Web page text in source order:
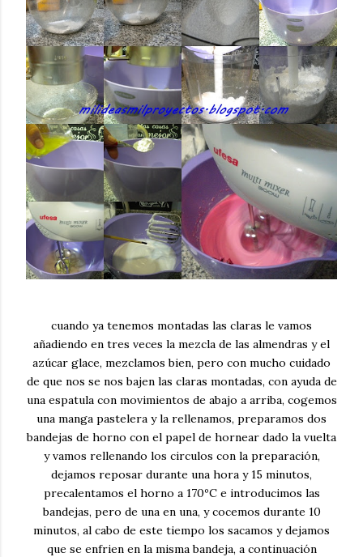
cuando ya tenemos montadas las claras le vamos
añadiendo en tres veces la mezcla de las almendras y el
azúcar glace, mezclamos bien, pero con mucho cuidado
de que nos se nos bajen las claras montadas, con ayuda de
una espatula con movimientos de abajo a arriba, cogemos
una manga pastelera y la rellenamos, preparamos dos
bandejas de horno con el papel de hornear dado la vuelta
y vamos rellenando los circulos con la preparación,
dejamos reposar durante una hora y 15 minutos,
precalentamos el horno a 170ºC e introducimos las
bandejas, pero de una en una, y cocemos durante 10
minutos, al cabo de este tiempo los sacamos y dejamos
que se enfrien en la misma bandeja, a continuación